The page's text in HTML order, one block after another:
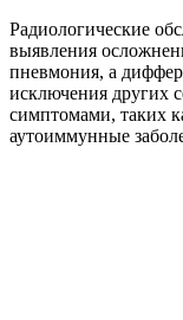
Радиологические
выявления
пневмония, а
исключения других
симптомами, таких
аутоиммунные